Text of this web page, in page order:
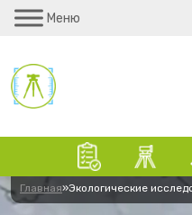
Меню
Главная»Экологические